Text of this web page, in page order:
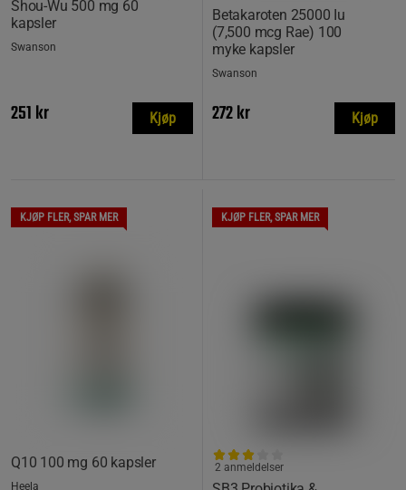
Shou-Wu 500 mg 60
kapsler
Swanson
251 kr Kjøp
Betakaroten 25000 Iu
(7,500 mcg Rae) 100
myke kapsler
Swanson
272 kr Kjøp
KJØP FLER, SPAR MER
Q10 100 mg 60 kapsler
Heela
KJØP FLER, SPAR MER
2 anmeldelser